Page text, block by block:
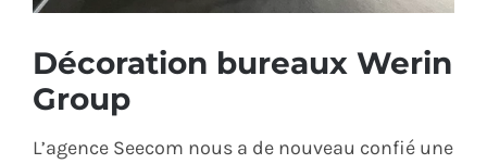
CONTACT
Décoration bureaux Werin
Group
L’agence Seecom nous a de nouveau confié une